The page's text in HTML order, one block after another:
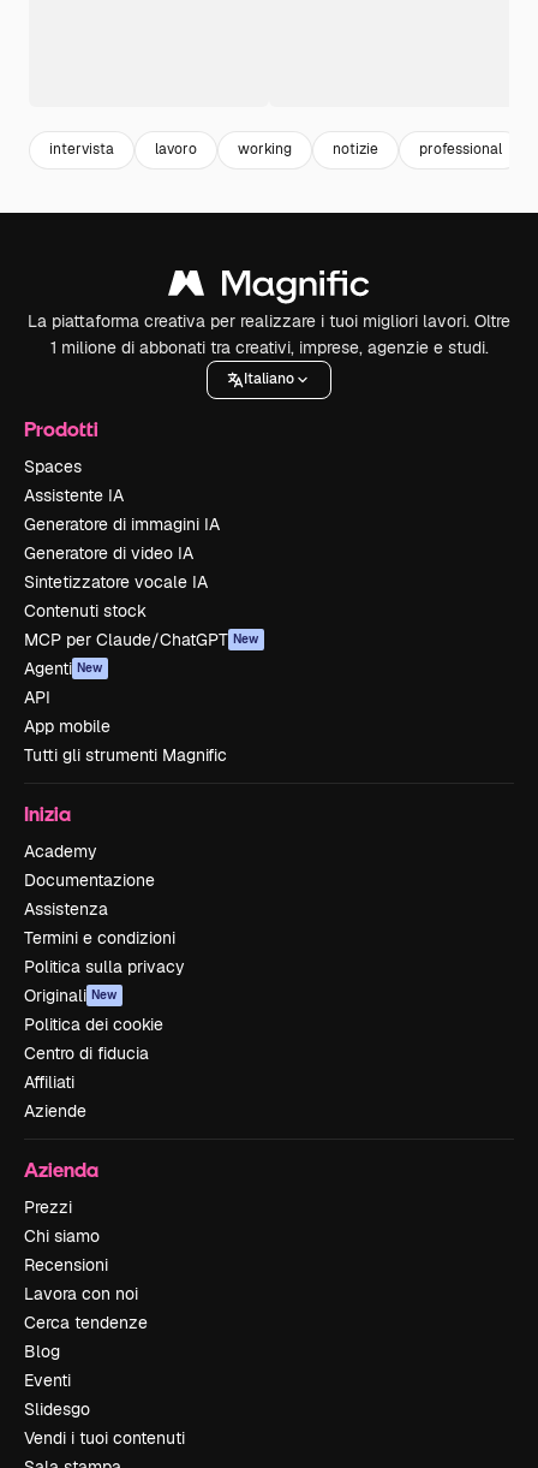
intervista lavoro working notizie professional
La piattaforma creativa per realizzare i tuoi migliori lavori. Oltre
1 milione di abbonati tra creativi, imprese, agenzie e studi.
Italiano
Prodotti
Spaces
Assistente IA
Generatore di immagini IA
Generatore di video IA
Sintetizzatore vocale IA
Contenuti stock
MCP per Claude/ChatGPT New
Agenti New
API
App mobile
Tutti gli strumenti Magnific
Inizia
Academy
Documentazione
Assistenza
Termini e condizioni
Politica sulla privacy
Originali New
Politica dei cookie
Centro di fiducia
Affiliati
Aziende
Azienda
Prezzi
Chi siamo
Recensioni
Lavora con noi
Cerca tendenze
Blog
Eventi
Slidesgo
Vendi i tuoi contenuti